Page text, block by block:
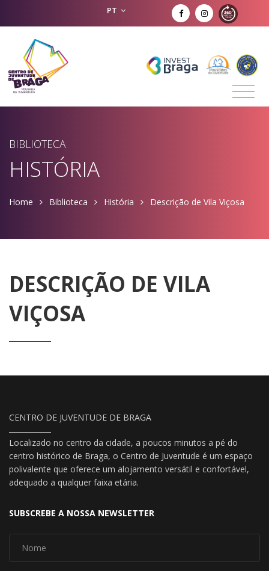
PT
BIBLIOTECA
HISTÓRIA
Home Biblioteca História Descrição de Vila Viçosa
DESCRIÇÃO DE VILA
VIÇOSA
CENTRO DE JUVENTUDE DE BRAGA
Localizado no centro da cidade, a poucos minutos a pé do
centro histórico de Braga, o Centro de Juventude é um espaço
polivalente que oferece um alojamento versátil e confortável,
adequado a qualquer faixa etária.
SUBSCREBE A NOSSA NEWSLETTER